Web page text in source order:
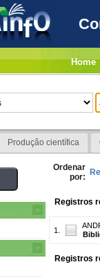
Home
Produção científica
Ordenar
por:
Registros
1.
Registros